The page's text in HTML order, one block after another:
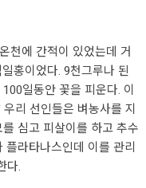
천에 간적이 있었는데 거
홍이었다. 9천그루나 된
일동안 꽃을 피운다. 이
리 선인들은 벼농사를 지
심고 피살이를 하고 추수
라타나스인데 이를 관리
다.